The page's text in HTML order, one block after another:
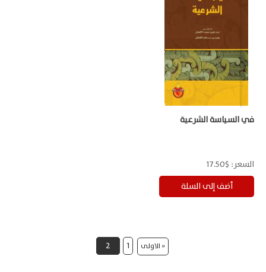
في السياسة الشرعية
السعر: $17.50
« الاولى 1
2